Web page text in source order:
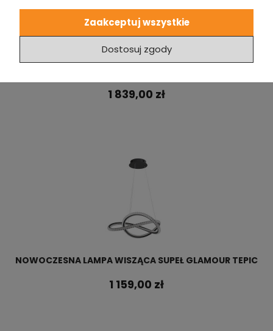
NOWOCZESNA WISZĄCA LAMPA ZŁOTA DO JADALNI
1 839,00 zł
NOWOCZESNA LAMPA WISZĄCA SUPEŁ GLAMOUR TEPIC
1 159,00 zł
Dostosuj zgody
Zaakceptuj wszystkie